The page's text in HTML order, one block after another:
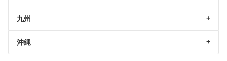
九州
沖縄